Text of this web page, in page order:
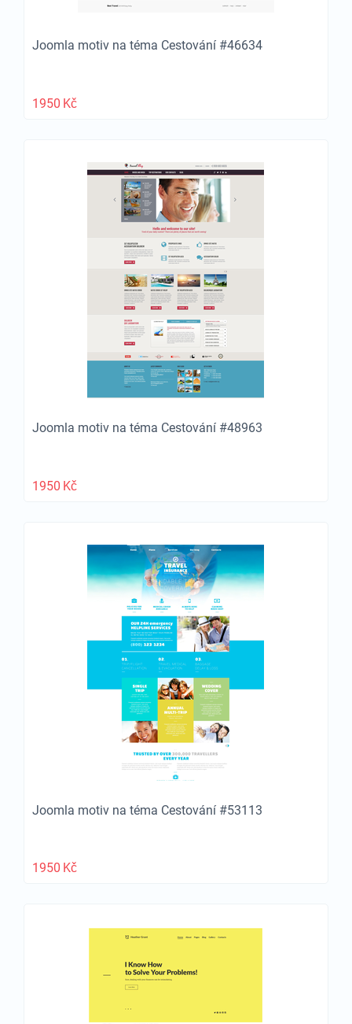
Joomla motiv na téma Cestování #46634
1950 Kč
Joomla motiv na téma Cestování #48963
1950 Kč
Joomla motiv na téma Cestování #53113
1950 Kč